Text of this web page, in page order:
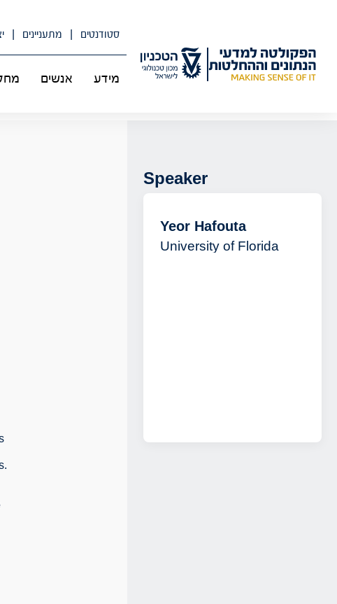
סטודנטים מתעניינים
מידע אנשים
Speaker
Yeor Hafouta
University of Florida